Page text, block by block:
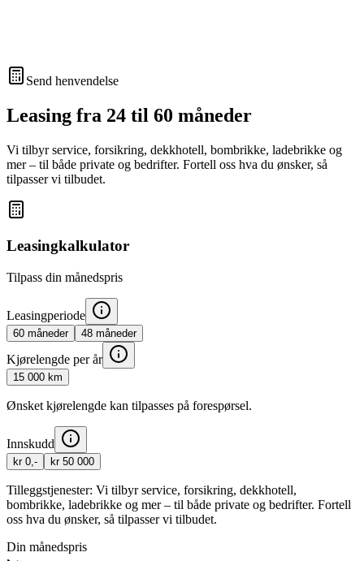
Send henvendelse
Leasing fra 24 til 60 måneder
Vi tilbyr service, forsikring, dekkhotell, bombrikke, ladebrikke og
mer – til både private og bedrifter. Fortell oss hva du ønsker, så
tilpasser vi tilbudet.
Leasingkalkulator
Tilpass din månedspris
Leasingperiode
60 måneder 48 måneder
Kjørelengde per år
15 000 km
Ønsket kjørelengde kan tilpasses på forespørsel.
Innskudd
kr 0,- kr 50 000
Tilleggstjenester: Vi tilbyr service, forsikring, dekkhotell,
bombrikke, ladebrikke og mer – til både private og bedrifter. Fortell
oss hva du ønsker, så tilpasser vi tilbudet.
Din månedspris